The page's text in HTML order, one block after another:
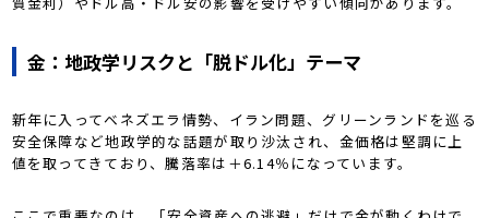
金：地政学リスクと「脱ドル化」テーマ
新年に入ってベネズエラ情勢、イラン問題、グリーンランドを巡る
安全保障など地政学的な話題が取り沙汰され、金価格は堅調に上
値を取ってきており、騰落率は＋6.14％になっています。